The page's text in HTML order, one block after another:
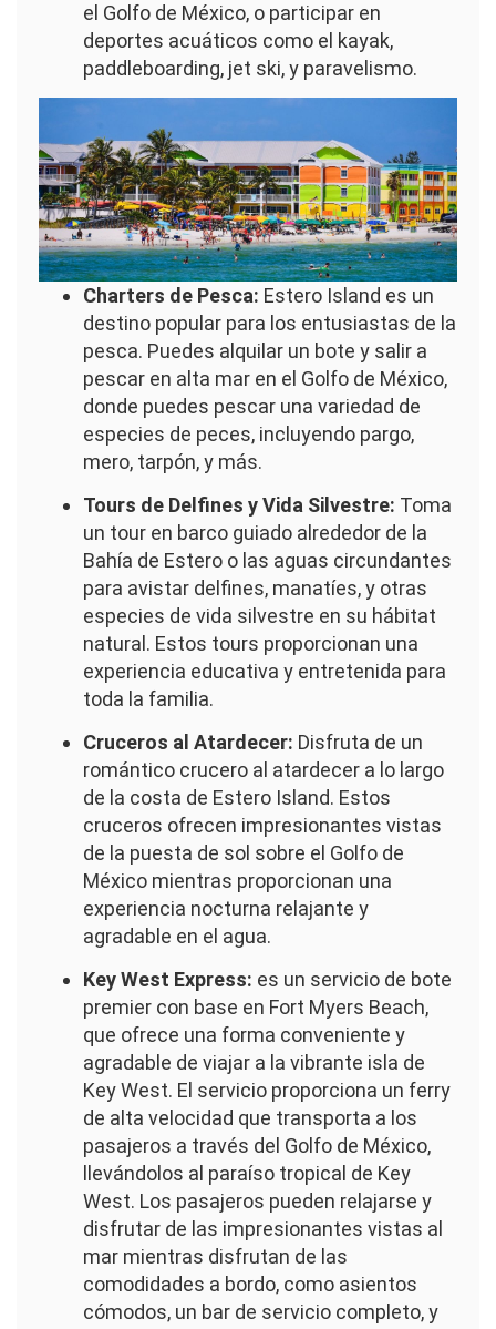
el Golfo de México, o participar en
deportes acuáticos como el kayak,
paddleboarding, jet ski, y paravelismo.
Charters de Pesca: Estero Island es un
destino popular para los entusiastas de la
pesca. Puedes alquilar un bote y salir a
pescar en alta mar en el Golfo de México,
donde puedes pescar una variedad de
especies de peces, incluyendo pargo,
mero, tarpón, y más.
Tours de Delfines y Vida Silvestre: Toma
un tour en barco guiado alrededor de la
Bahía de Estero o las aguas circundantes
para avistar delfines, manatíes, y otras
especies de vida silvestre en su hábitat
natural. Estos tours proporcionan una
experiencia educativa y entretenida para
toda la familia.
Cruceros al Atardecer: Disfruta de un
romántico crucero al atardecer a lo largo
de la costa de Estero Island. Estos
cruceros ofrecen impresionantes vistas
de la puesta de sol sobre el Golfo de
México mientras proporcionan una
experiencia nocturna relajante y
agradable en el agua.
Key West Express: es un servicio de bote
premier con base en Fort Myers Beach,
que ofrece una forma conveniente y
agradable de viajar a la vibrante isla de
Key West. El servicio proporciona un ferry
de alta velocidad que transporta a los
pasajeros a través del Golfo de México,
llevándolos al paraíso tropical de Key
West. Los pasajeros pueden relajarse y
disfrutar de las impresionantes vistas al
mar mientras disfrutan de las
comodidades a bordo, como asientos
cómodos, un bar de servicio completo, y